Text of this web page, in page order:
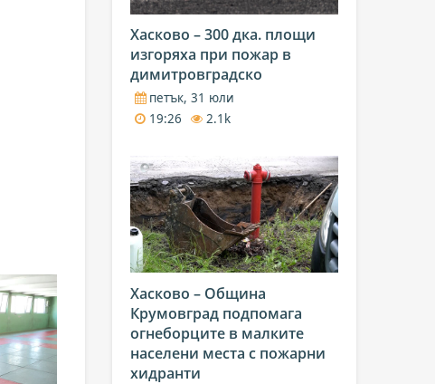
Хасково – 300 дка. площи
изгоряха при пожар в
димитровградско
петък, 31 юли
19:26
2.1k
Хасково – Община
Крумовград подпомага
огнеборците в малките
населени места с пожарни
хидранти